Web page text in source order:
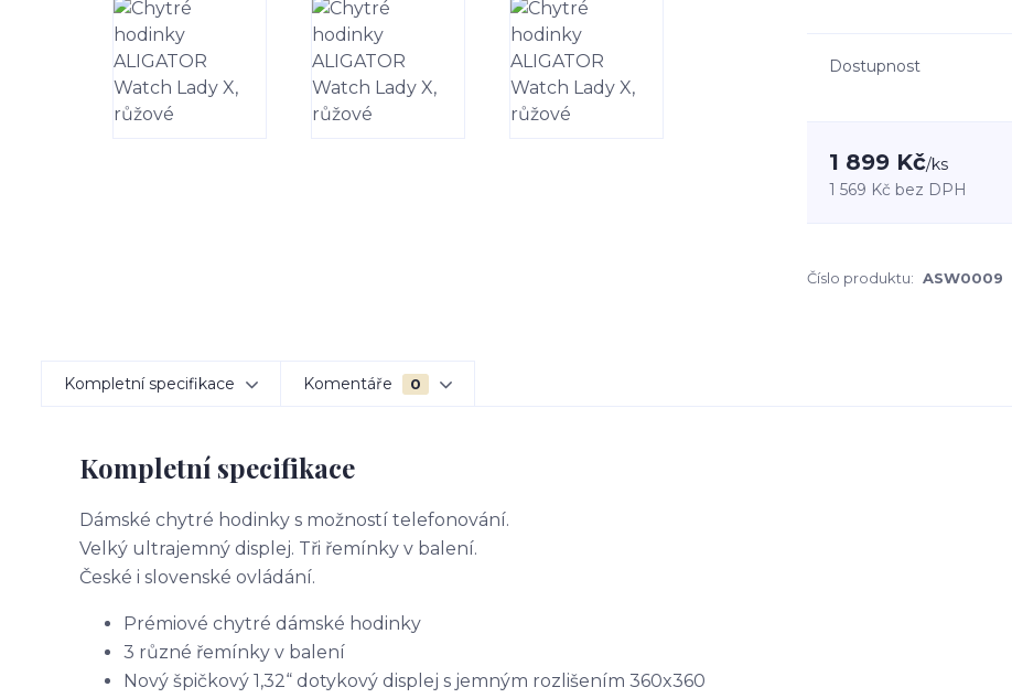
Dostupnost
1 899 Kč/ks
1 569 Kč bez DPH
Číslo produktu: ASW0009
Kompletní specifikace Komentáře 0
Kompletní specifikace
Dámské chytré hodinky s možností telefonování.
Velký ultrajemný displej. Tři řemínky v balení.
České i slovenské ovládání.
Prémiové chytré dámské hodinky
3 různé řemínky v balení
Nový špičkový 1,32“ dotykový displej s jemným rozlišením 360x360